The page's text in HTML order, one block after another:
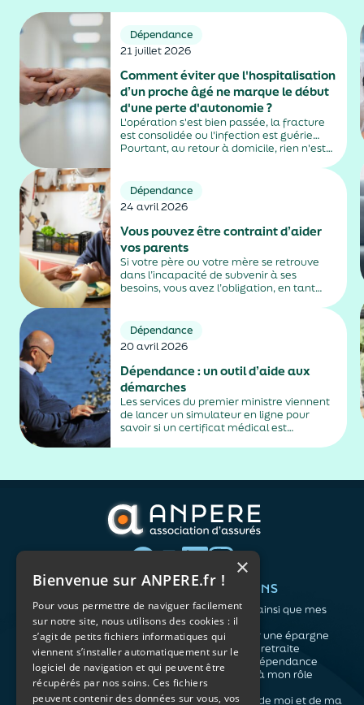
Dépendance
21 juillet 2026
Comment éviter que l'hospitalisation
d’un proche âgé ne marque le début
d'une perte d'autonomie ?
L'opération s'est bien passée, la fracture
est consolidée ou l'infection est guérie…
Pourtant, au retour à domicile, rien n'est
fatigue inhabituelle : chez certaines
personnes âgées, l'hospitalisation peut
entraîner...
Dépendance
24 avril 2026
Vous pouvez être contraint d’aider
vos parents
Si votre père ou votre mère se retrouve
dans l’incapacité de subvenir à ses
besoins, vous avez l’obligation, en tant
qu’enfant, de l’héberger et de le nourrir, ou
Dépendance
20 avril 2026
Dépendance : un outil d’aide aux
démarches
Les services du premier ministre viennent
de lancer un simulateur en ligne pour
savoir si un certificat médical est
QUI SOMMES-NOUS ?
L'association
Notre organisation
L’équipe
Les atouts du contrat
associatif
VOS BESOINS
Me protéger ainsi que mes
proches
Me constituer une épargne
Préparer ma retraite
Anticiper la dépendance
Me préparer à mon rôle
d'aidant
Prendre soin de moi et de ma
×
Bienvenue sur ANPERE.fr !
Pour vous permettre de naviguer facilement
sur notre site, nous utilisons des cookies : il
s’agit de petits fichiers informatiques qui
viennent s’installer automatiquement sur le
logiciel de navigation et qui peuvent être
récupérés par nos soins. Ces fichiers
peuvent contenir des données sur vous, vos